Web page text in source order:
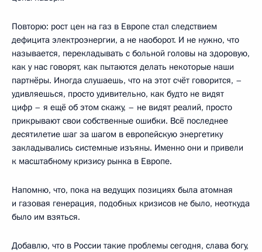
Повторю: рост цен на газ в Европе стал следствием
дефицита электроэнергии, а не наоборот. И не нужно, что
называется, перекладывать с больной головы на здоровую,
как у нас говорят, как пытаются делать некоторые наши
партнёры. Иногда слушаешь, что на этот счёт говорится, –
удивляешься, просто удивительно, как будто не видят
цифр – я ещё об этом скажу, – не видят реалий, просто
прикрывают свои собственные ошибки. Всё последнее
десятилетие шаг за шагом в европейскую энергетику
закладывались системные изъяны. Именно они и привели
к масштабному кризису рынка в Европе.
Напомню, что, пока на ведущих позициях была атомная
и газовая генерация, подобных кризисов не было, неоткуда
было им взяться.
Добавлю, что в России такие проблемы сегодня, слава богу,